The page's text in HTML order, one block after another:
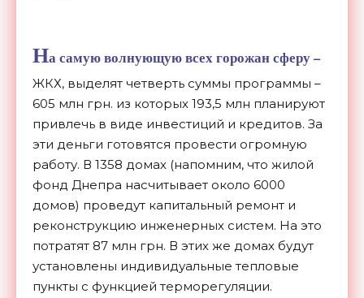
На самую волнующую всех горожан сферу –
ЖКХ, выделят четверть суммы программы –
605 млн грн. из которых 193,5 млн планируют
привлечь в виде инвестиций и кредитов. За
эти деньги готовятся провести огромную
работу. В 1358 домах (напомним, что жилой
фонд Днепра насчитывает около 6000
домов) проведут капитальный ремонт и
реконструкцию инженерных систем. На это
потратят 87 млн грн. В этих же домах будут
установлены индивидуальные тепловые
пункты с функцией терморегуляции.